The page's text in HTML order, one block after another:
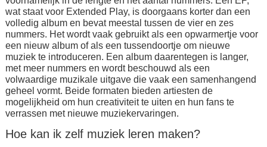
wat staat voor Extended Play, is doorgaans korter dan een
volledig album en bevat meestal tussen de vier en zes
nummers. Het wordt vaak gebruikt als een opwarmertje voor
een nieuw album of als een tussendoortje om nieuwe
muziek te introduceren. Een album daarentegen is langer,
met meer nummers en wordt beschouwd als een
volwaardige muzikale uitgave die vaak een samenhangend
geheel vormt. Beide formaten bieden artiesten de
mogelijkheid om hun creativiteit te uiten en hun fans te
verrassen met nieuwe muziekervaringen.
Hoe kan ik zelf muziek leren maken?